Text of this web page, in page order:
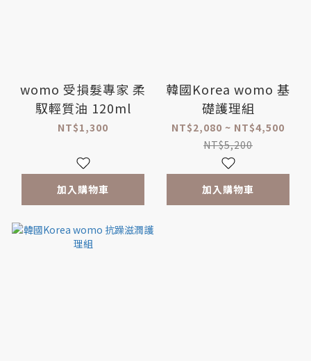
womo 受損髮專家 柔
馭輕質油 120ml
NT$1,300
加入購物車
韓國Korea womo 基
礎護理組
NT$2,080 ~ NT$4,500
NT$5,200
加入購物車